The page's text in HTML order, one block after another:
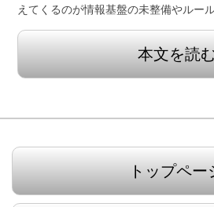
えてくるのが情報基盤の未整備やルー
本文を読
トップペー